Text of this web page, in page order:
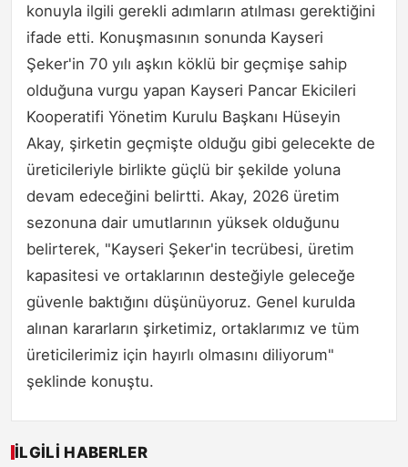
konuyla ilgili gerekli adımların atılması gerektiğini
ifade etti. Konuşmasının sonunda Kayseri
Şeker'in 70 yılı aşkın köklü bir geçmişe sahip
olduğuna vurgu yapan Kayseri Pancar Ekicileri
Kooperatifi Yönetim Kurulu Başkanı Hüseyin
Akay, şirketin geçmişte olduğu gibi gelecekte de
üreticileriyle birlikte güçlü bir şekilde yoluna
devam edeceğini belirtti. Akay, 2026 üretim
sezonuna dair umutlarının yüksek olduğunu
belirterek, "Kayseri Şeker'in tecrübesi, üretim
kapasitesi ve ortaklarının desteğiyle geleceğe
güvenle baktığını düşünüyoruz. Genel kurulda
alınan kararların şirketimiz, ortaklarımız ve tüm
üreticilerimiz için hayırlı olmasını diliyorum"
şeklinde konuştu.
İLGILI HABERLER